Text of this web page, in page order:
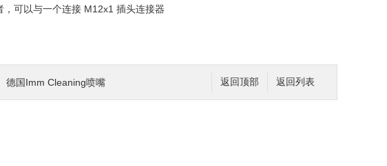
可以与一个连接 M12x1 插头连接器
返回列表
返回顶部
德国Imm Cleaning喷嘴